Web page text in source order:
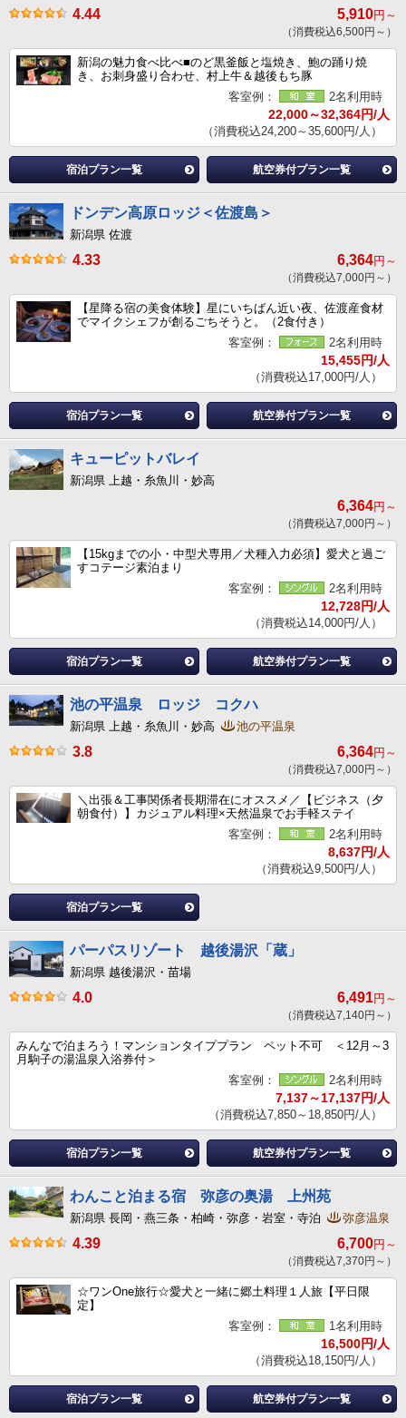
4.44 5,910円～
（消費税込6,500円～）
新潟の魅力食べ比べ■のど黒釜飯と塩焼き、鮑の踊り焼
き、お刺身盛り合わせ、村上牛＆越後もち豚
客室例：
2名利用時
22,000～32,364円/人
（消費税込24,200～35,600円/人）
宿泊プラン一覧 航空券付プラン一覧
ドンデン高原ロッジ＜佐渡島＞
新潟県 佐渡
4.33 6,364円～
（消費税込7,000円～）
【星降る宿の美食体験】星にいちばん近い夜、佐渡産食材
でマイクシェフが創るごちそうと。（2食付き）
客室例：
2名利用時
15,455円/人
（消費税込17,000円/人）
宿泊プラン一覧 航空券付プラン一覧
キューピットバレイ
新潟県 上越・糸魚川・妙高
6,364円～
（消費税込7,000円～）
【15kgまでの小・中型犬専用／犬種入力必須】愛犬と過ご
すコテージ素泊まり
客室例：
2名利用時
12,728円/人
（消費税込14,000円/人）
宿泊プラン一覧 航空券付プラン一覧
池の平温泉 ロッジ コクハ
新潟県 上越・糸魚川・妙高 池の平温泉
3.8 6,364円～
（消費税込7,000円～）
＼出張＆工事関係者長期滞在にオススメ／【ビジネス（夕
朝食付）】カジュアル料理×天然温泉でお手軽ステイ
客室例：
2名利用時
8,637円/人
（消費税込9,500円/人）
宿泊プラン一覧
パーパスリゾート 越後湯沢「蔵」
新潟県 越後湯沢・苗場
4.0 6,491円～
（消費税込7,140円～）
みんなで泊まろう！マンションタイププラン ペット不可 ＜12月～3
月駒子の湯温泉入浴券付＞
客室例：
2名利用時
7,137～17,137円/人
（消費税込7,850～18,850円/人）
宿泊プラン一覧 航空券付プラン一覧
わんこと泊まる宿 弥彦の奥湯 上州苑
新潟県 長岡・燕三条・柏崎・弥彦・岩室・寺泊 弥彦温泉
4.39 6,700円～
（消費税込7,370円～）
☆ワンOne旅行☆愛犬と一緒に郷土料理１人旅【平日限
定】
客室例：
1名利用時
16,500円/人
（消費税込18,150円/人）
宿泊プラン一覧 航空券付プラン一覧